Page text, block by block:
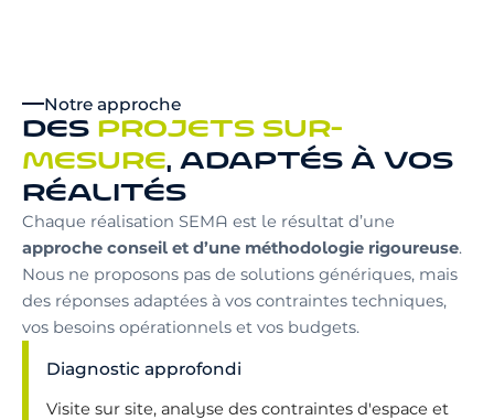
Notre approche
DES PROJETS SUR-
MESURE, ADAPTÉS À VOS
RÉALITÉS
Chaque réalisation SEMA est le résultat d’une
approche conseil et d’une méthodologie rigoureuse.
Nous ne proposons pas de solutions génériques, mais
des réponses adaptées à vos contraintes techniques,
vos besoins opérationnels et vos budgets.
Diagnostic approfondi
Visite sur site, analyse des contraintes d'espace et